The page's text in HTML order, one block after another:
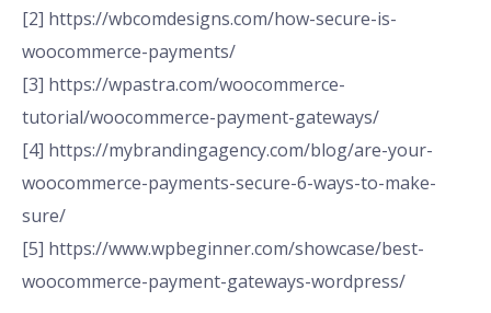
[2] https://wbcomdesigns.com/how-secure-is-
woocommerce-payments/
[3] https://wpastra.com/woocommerce-
tutorial/woocommerce-payment-gateways/
[4] https://mybrandingagency.com/blog/are-your-
woocommerce-payments-secure-6-ways-to-make-
sure/
[5] https://www.wpbeginner.com/showcase/best-
woocommerce-payment-gateways-wordpress/